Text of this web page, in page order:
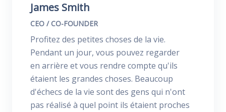
James Smith
CEO / CO-FOUNDER
Profitez des petites choses de la vie.
Pendant un jour, vous pouvez regarder
en arrière et vous rendre compte qu'ils
étaient les grandes choses. Beaucoup
d'échecs de la vie sont des gens qui n'ont
pas réalisé à quel point ils étaient proches